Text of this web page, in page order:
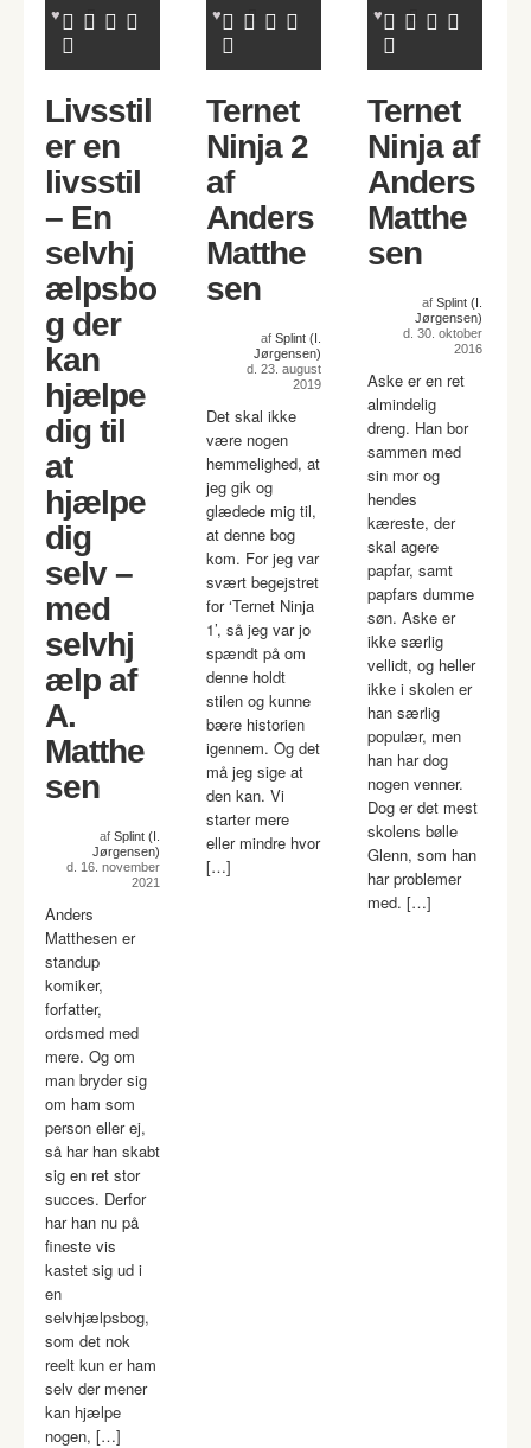
Livsstil
er en
livsstil
– En
selvhj
ælpsbo
g der
kan
hjælpe
dig til
at
hjælpe
dig
selv –
med
selvhj
ælp af
A.
Matthe
sen
af Splint (I.
Jørgensen)
d. 16. november
2021
Anders
Matthesen er
standup
komiker,
forfatter,
ordsmed med
mere. Og om
man bryder sig
om ham som
person eller ej,
så har han skabt
sig en ret stor
succes. Derfor
har han nu på
fineste vis
kastet sig ud i
en
selvhjælpsbog,
som det nok
reelt kun er ham
selv der mener
kan hjælpe
nogen, […]
Ternet
Ninja 2
af
Anders
Matthe
sen
af Splint (I.
Jørgensen)
d. 23. august
2019
Det skal ikke
være nogen
hemmelighed, at
jeg gik og
glædede mig til,
at denne bog
kom. For jeg var
svært begejstret
for ‘Ternet Ninja
1’, så jeg var jo
spændt på om
denne holdt
stilen og kunne
bære historien
igennem. Og det
må jeg sige at
den kan. Vi
starter mere
eller mindre hvor
[…]
Ternet
Ninja af
Anders
Matthe
sen
af Splint (I.
Jørgensen)
d. 30. oktober
2016
Aske er en ret
almindelig
dreng. Han bor
sammen med
sin mor og
hendes
kæreste, der
skal agere
papfar, samt
papfars dumme
søn. Aske er
ikke særlig
vellidt, og heller
ikke i skolen er
han særlig
populær, men
han har dog
nogen venner.
Dog er det mest
skolens bølle
Glenn, som han
har problemer
med. […]